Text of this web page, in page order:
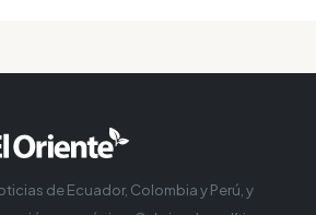
de Ecuador, Colombia y Perú, y